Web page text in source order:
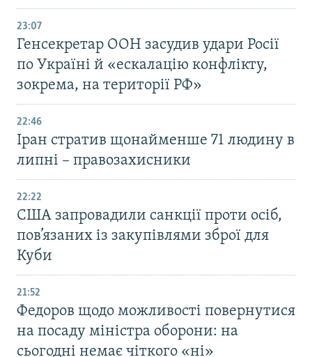
23:07
Генсекретар ООН засудив удари Росії
по Україні й «ескалацію конфлікту,
зокрема, на території РФ»
22:46
Іран стратив щонайменше 71 людину в
липні – правозахисники
22:22
США запровадили санкції проти осіб,
пов’язаних із закупівлями зброї для
Куби
21:52
Федоров щодо можливості повернутися
на посаду міністра оборони: на
сьогодні немає чіткого «ні»